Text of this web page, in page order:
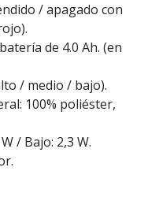
/ apagado con
de 4.0 Ah. (en
/ medio / bajo).
100% poliéster,
/ Bajo: 2,3 W.